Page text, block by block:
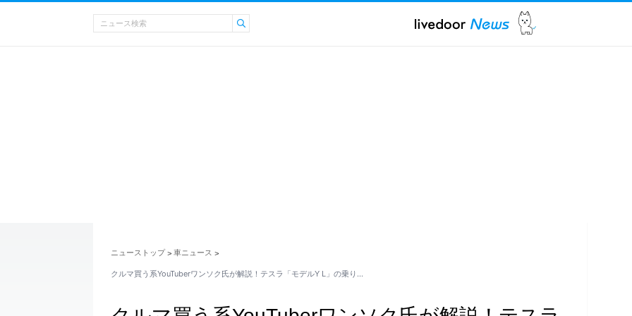
ニューストップ > 車ニュース >
クルマ買う系YouTuberワンソク氏が解説！テスラ「モデルY L」の乗り…